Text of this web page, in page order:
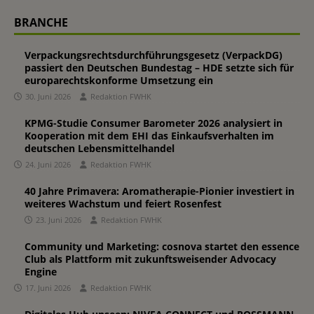
BRANCHE
Verpackungsrechtsdurchführungsgesetz (VerpackDG)
passiert den Deutschen Bundestag – HDE setzte sich für
europarechtskonforme Umsetzung ein
30. Juni 2026 Redaktion FWHK
KPMG-Studie Consumer Barometer 2026 analysiert in
Kooperation mit dem EHI das Einkaufsverhalten im
deutschen Lebensmittelhandel
24. Juni 2026 Redaktion FWHK
40 Jahre Primavera: Aromatherapie-Pionier investiert in
weiteres Wachstum und feiert Rosenfest
23. Juni 2026 Redaktion FWHK
Community und Marketing: cosnova startet den essence
Club als Plattform mit zukunftsweisender Advocacy
Engine
17. Juni 2026 Redaktion FWHK